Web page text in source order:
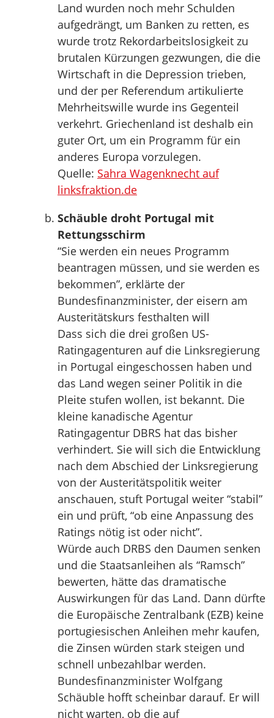
Land wurden noch mehr Schulden
aufgedrängt, um Banken zu retten, es
wurde trotz Rekordarbeitslosigkeit zu
brutalen Kürzungen gezwungen, die die
Wirtschaft in die Depression trieben,
und der per Referendum artikulierte
Mehrheitswille wurde ins Gegenteil
verkehrt. Griechenland ist deshalb ein
guter Ort, um ein Programm für ein
anderes Europa vorzulegen.
Quelle: Sahra Wagenknecht auf
linksfraktion.de
Schäuble droht Portugal mit
Rettungsschirm
“Sie werden ein neues Programm
beantragen müssen, und sie werden es
bekommen”, erklärte der
Bundesfinanzminister, der eisern am
Austeritätskurs festhalten will
Dass sich die drei großen US-
Ratingagenturen auf die Linksregierung
in Portugal eingeschossen haben und
das Land wegen seiner Politik in die
Pleite stufen wollen, ist bekannt. Die
kleine kanadische Agentur
Ratingagentur DBRS hat das bisher
verhindert. Sie will sich die Entwicklung
nach dem Abschied der Linksregierung
von der Austeritätspolitik weiter
anschauen, stuft Portugal weiter “stabil”
ein und prüft, “ob eine Anpassung des
Ratings nötig ist oder nicht”.
Würde auch DRBS den Daumen senken
und die Staatsanleihen als “Ramsch”
bewerten, hätte das dramatische
Auswirkungen für das Land. Dann dürfte
die Europäische Zentralbank (EZB) keine
portugiesischen Anleihen mehr kaufen,
die Zinsen würden stark steigen und
schnell unbezahlbar werden.
Bundesfinanzminister Wolfgang
Schäuble hofft scheinbar darauf. Er will
nicht warten, ob die auf